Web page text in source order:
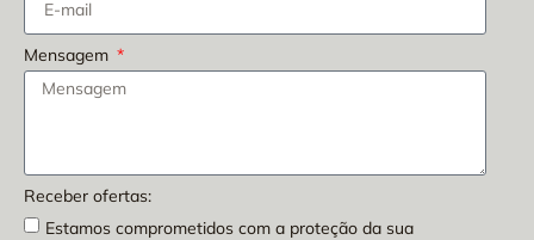
Mensagem
Receber ofertas:
Estamos comprometidos com a proteção da sua